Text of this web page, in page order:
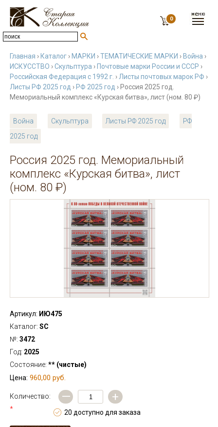
0
Главная › Каталог › МАРКИ ›ТЕМАТИЧЕСКИЕ МАРКИ › Война ›
ИСКУССТВО ›Скульптура › Почтовые марки России и СССР ›
Российская Федерация с 1992 г. › Листы почтовых марок РФ ›
Листы РФ 2025 год › РФ 2025 год › Россия 2025 год.
Мемориальный комплекс «Курская битва», лист (ном. 80 ₽)
Война Скульптура Листы РФ 2025 год
РФ
2025 год
Россия 2025 год. Мемориальный
комплекс «Курская битва», лист
(ном. 80 ₽)
Артикул: ИЮ475
Каталог: SC
№: 3472
Год: 2025
Состояние: ** (чистые)
Цена: 960,00 руб.
Количество:
*
— +
20 доступно для заказа